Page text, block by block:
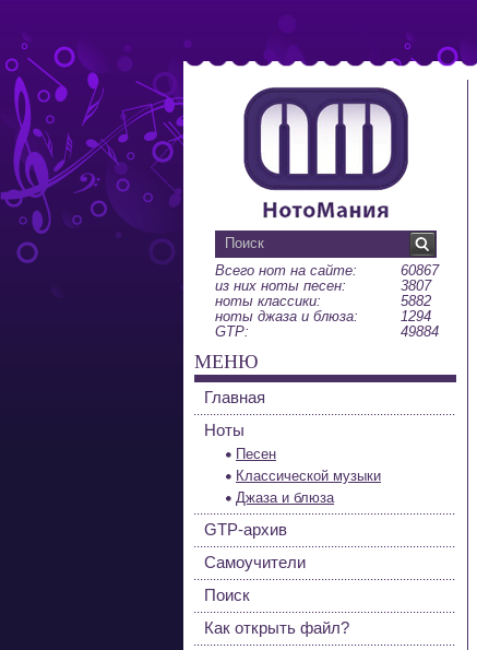
Всего нот на сайте:
60867
из них ноты песен:
3807
ноты классики:
5882
ноты джаза и блюза:
1294
GTP:
49884
МЕНЮ
Главная
Ноты
Песен
Классической музыки
Джаза и блюза
GTP-архив
Самоучители
Поиск
Как открыть файл?